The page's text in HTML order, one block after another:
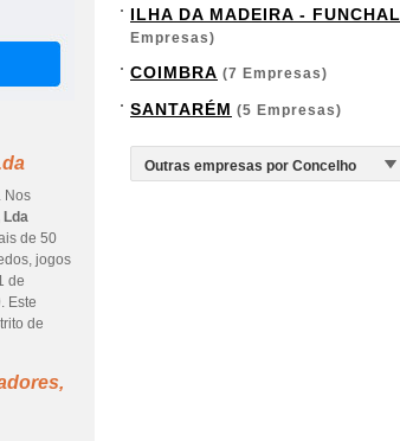
. Nos
Lda
de 50
jogos
de
Este
de
ILHA DA MADEIRA - FUNCHAL
Empresas)
COIMBRA (7 Empresas)
SANTARÉM (5 Empresas)